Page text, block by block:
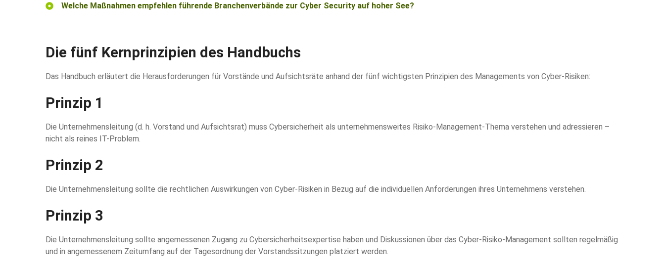
Welche Maßnahmen empfehlen führende Branchenverbände zur Cyber Security auf hoher See?
Die fünf Kernprinzipien des Handbuchs
Das Handbuch erläutert die Herausforderungen für Vorstände und Aufsichtsräte anhand der fünf wichtigsten Prinzipien des Managements von Cyber-Risiken:
Prinzip 1
Die Unternehmensleitung (d. h. Vorstand und Aufsichtsrat) muss Cybersicherheit als unternehmensweites Risiko-Management-Thema verstehen und adressieren –
nicht als reines IT-Problem.
Prinzip 2
Die Unternehmensleitung sollte die rechtlichen Auswirkungen von Cyber-Risiken in Bezug auf die individuellen Anforderungen ihres Unternehmens verstehen.
Prinzip 3
Die Unternehmensleitung sollte angemessenen Zugang zu Cybersicherheitsexpertise haben und Diskussionen über das Cyber-Risiko-Management sollten regelmäßig
und in angemessenem Zeitumfang auf der Tagesordnung der Vorstandssitzungen platziert werden.